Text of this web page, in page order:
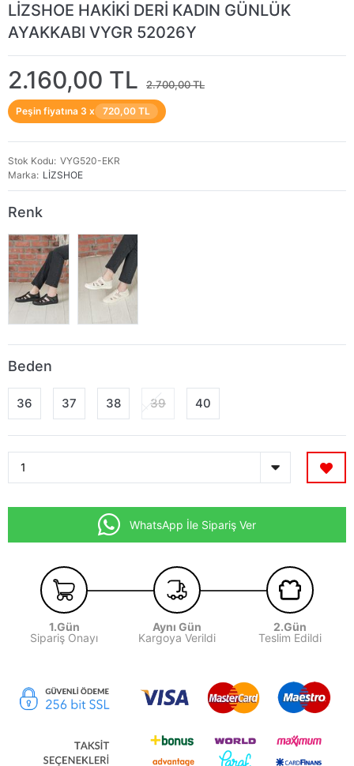
LİZSHOE HAKİKİ DERİ KADIN GÜNLÜK
AYAKKABI VYGR 52026Y
2.160,00 TL 2.700,00 TL
Peşin fiyatına 3 x 720,00 TL
Stok Kodu VYG520-EKR
Marka
LİZSHOE
Renk
Beden
36 37 38 39 40
WhatsApp İle Sipariş Ver
1.Gün
Sipariş Onayı
Aynı Gün
Kargoya Verildi
2.Gün
Teslim Edildi